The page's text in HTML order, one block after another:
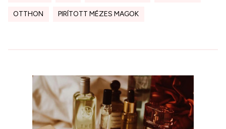
OTTHON PIRÍTOTT MÉZES MAGOK